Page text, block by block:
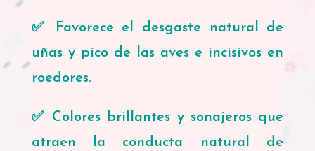
✅ Favorece el desgaste natural de
uñas y pico de las aves e incisivos en
roedores.
✅ Colores brillantes y sonajeros que
atraen la conducta natural de